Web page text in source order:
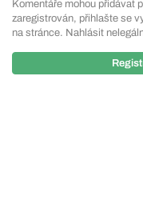
Komentáře mohou přidávat
zaregistrován, přihlašte se
na stránce. Nahlásit